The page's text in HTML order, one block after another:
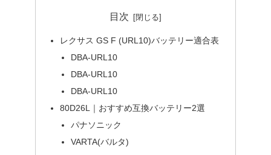
目次
レクサス GS F (URL10)バッテリー適合表
DBA-URL10
DBA-URL10
DBA-URL10
80D26L｜おすすめ互換バッテリー2選
パナソニック
VARTA(バルタ)